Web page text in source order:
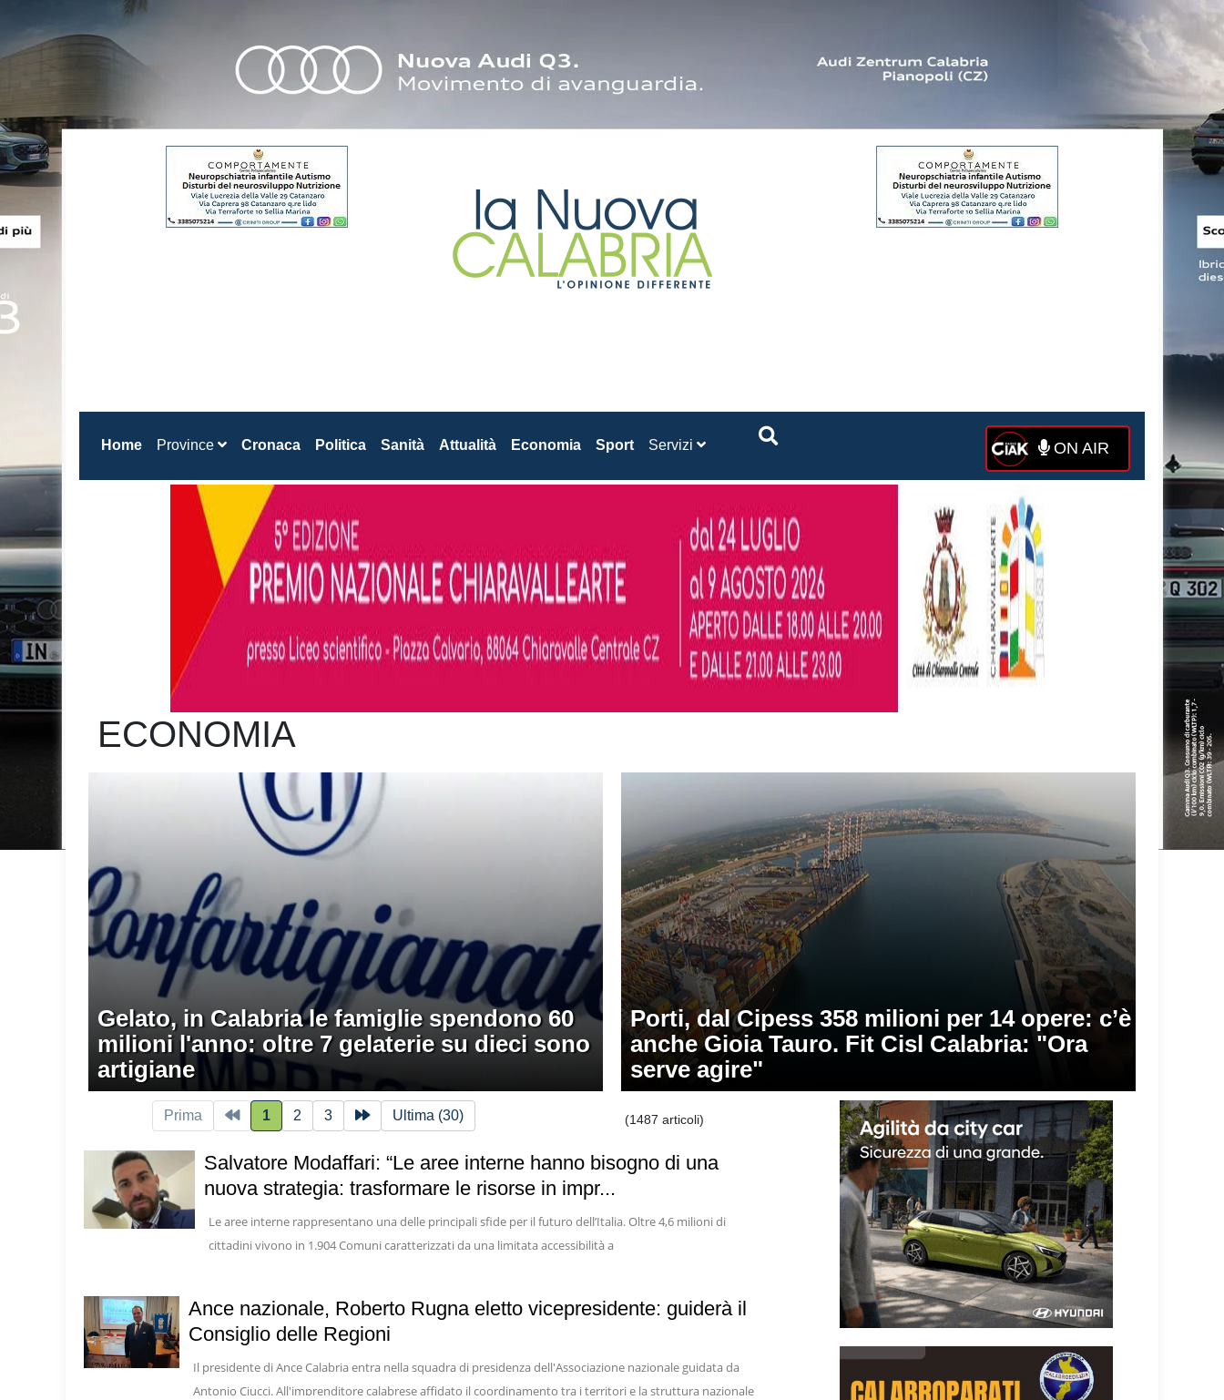
Home(current)
Province Cronaca Politica Sanità Attualità Economia Sport Servizi ON AIR
ECONOMIA
Gelato, in Calabria le famiglie spendono 60
milioni l'anno: oltre 7 gelaterie su dieci sono
artigiane
Porti, dal Cipess 358 milioni per 14 opere: c’è
anche Gioia Tauro. Fit Cisl Calabria: "Ora
serve agire"
Prima 1 2 3 Ultima (30) (1487 articoli)
Salvatore Modaffari: “Le aree interne hanno bisogno di una
nuova strategia: trasformare le risorse in impr...
Le aree interne rappresentano una delle principali sfide per il futuro dell’Italia. Oltre 4,6 milioni di
cittadini vivono in 1.904 Comuni caratterizzati da una limitata accessibilità a
Ance nazionale, Roberto Rugna eletto vicepresidente: guiderà il
Consiglio delle Regioni
Il presidente di Ance Calabria entra nella squadra di presidenza dell'Associazione nazionale guidata da
Antonio Ciucci. All'imprenditore calabrese affidato il coordinamento tra i territori e la struttura nazionale